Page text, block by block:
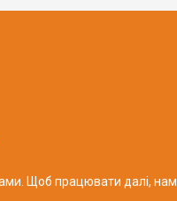
Щоб працювати далі, нам